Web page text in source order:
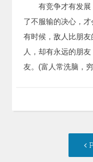
有竞争才有发展
了不服输的决心，
有时候，敌人比朋
人，却有永远的朋
友。(富人常洗脑，